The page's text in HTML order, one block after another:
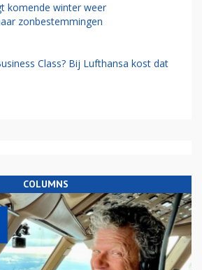
komende winter weer
zonbestemmingen
Class? Bij Lufthansa kost dat
COLUMNS